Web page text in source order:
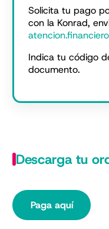
Solicita tu pago
con la Konrad,
Indica tu código
documento.
Descarga tu
Paga aquí